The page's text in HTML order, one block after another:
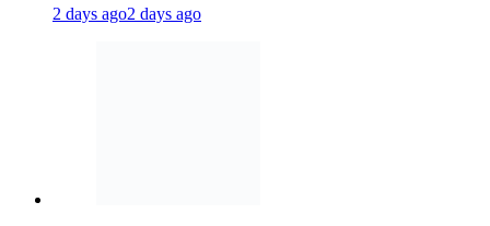
2 days ago2 days ago